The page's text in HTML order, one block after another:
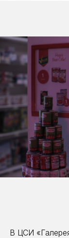
В ЦСИ